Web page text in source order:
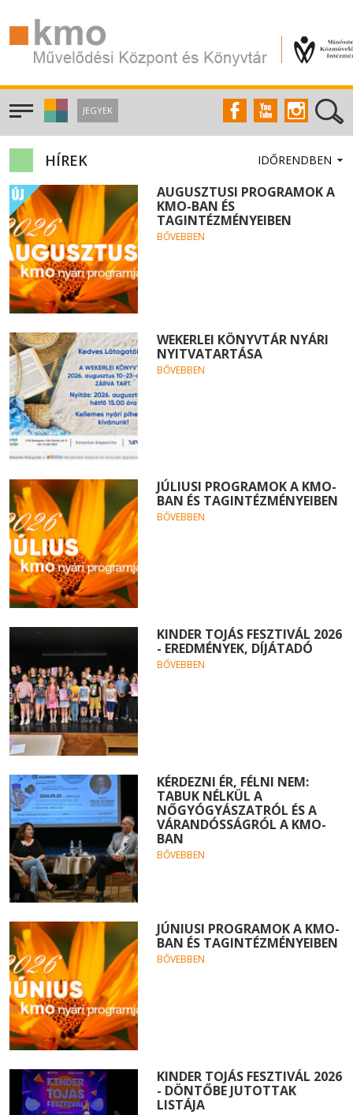
JEGYEK
HÍREK
AUGUSZTUSI PROGRAMOK A
KMO-BAN ÉS
TAGINTÉZMÉNYEIBEN
BŐVEBBEN
WEKERLEI KÖNYVTÁR NYÁRI
NYITVATARTÁSA
BŐVEBBEN
JÚLIUSI PROGRAMOK A KMO-
BAN ÉS TAGINTÉZMÉNYEIBEN
BŐVEBBEN
KINDER TOJÁS FESZTIVÁL 2026
- EREDMÉNYEK, DÍJÁTADÓ
BŐVEBBEN
KÉRDEZNI ÉR, FÉLNI NEM:
TABUK NÉLKÜL A
NŐGYÓGYÁSZATRÓL ÉS A
VÁRANDÓSSÁGRÓL A KMO-
BAN
BŐVEBBEN
JÚNIUSI PROGRAMOK A KMO-
BAN ÉS TAGINTÉZMÉNYEIBEN
BŐVEBBEN
KINDER TOJÁS FESZTIVÁL 2026
- DÖNTŐBE JUTOTTAK
LISTÁJA